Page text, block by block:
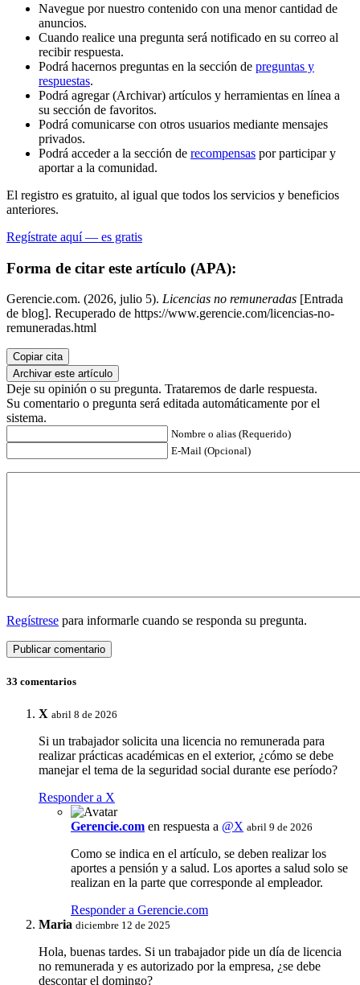
Navegue por nuestro contenido con una menor cantidad de
anuncios.
Cuando realice una pregunta será notificado en su correo al
recibir respuesta.
Podrá hacernos preguntas en la sección de preguntas y
respuestas.
Podrá agregar (Archivar) artículos y herramientas en línea a
su sección de favoritos.
Podrá comunicarse con otros usuarios mediante mensajes
privados.
Podrá acceder a la sección de recompensas por participar y
aportar a la comunidad.
El registro es gratuito, al igual que todos los servicios y beneficios
anteriores.
Regístrate aquí — es gratis
Forma de citar este artículo (APA):
Gerencie.com. (2026, julio 5). Licencias no remuneradas [Entrada
de blog]. Recuperado de https://www.gerencie.com/licencias-no-
remuneradas.html
Copiar cita
Archivar este artículo
Deje su opinión o su pregunta. Trataremos de darle respuesta.
Su comentario o pregunta será editada automáticamente por el
sistema.
Nombre o alias (Requerido)
E-Mail (Opcional)
Regístrese para informarle cuando se responda su pregunta.
33 comentarios
X abril 8 de 2026
Si un trabajador solicita una licencia no remunerada para
realizar prácticas académicas en el exterior, ¿cómo se debe
manejar el tema de la seguridad social durante ese período?
Responder a X
Gerencie.com en respuesta a @X abril 9 de 2026
Como se indica en el artículo, se deben realizar los
aportes a pensión y a salud. Los aportes a salud solo se
realizan en la parte que corresponde al empleador.
Responder a Gerencie.com
Maria diciembre 12 de 2025
Hola, buenas tardes. Si un trabajador pide un día de licencia
no remunerada y es autorizado por la empresa, ¿se debe
descontar el domingo?